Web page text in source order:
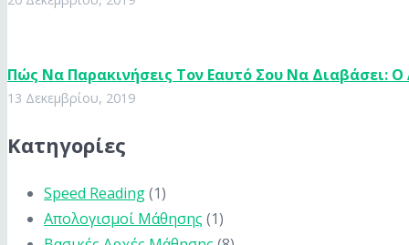
Πώς Να Παρακινήσεις Τον Εαυτό Σου Να Διαβάσει:
13 Δεκεμβρίου, 2019
Κατηγορίες
Speed Reading(1)
Απολογισμοί Μάθησης (1)